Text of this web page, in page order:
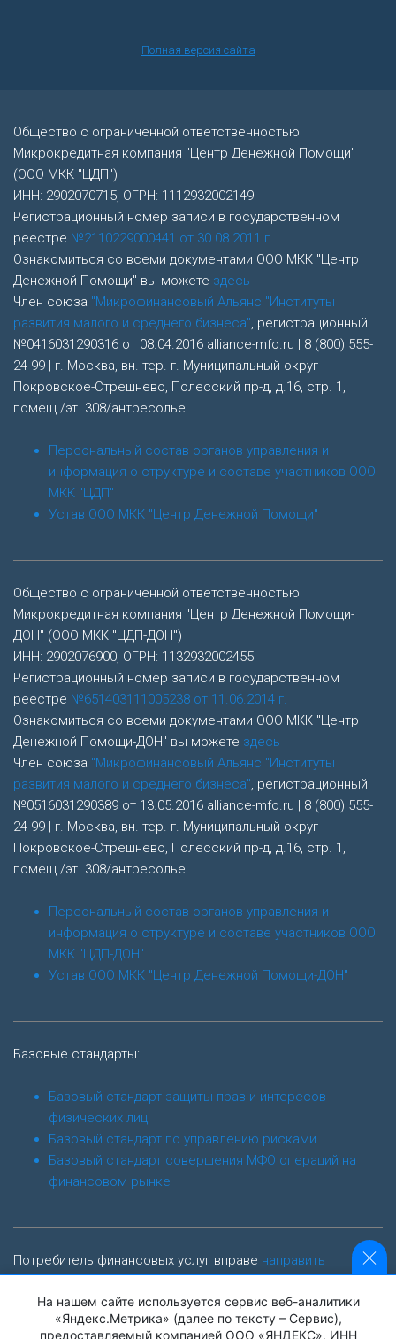
Полная версия сайта
Общество с ограниченной ответственностью
Микрокредитная компания "Центр Денежной Помощи"
(ООО МКК "ЦДП")
ИНН: 2902070715, ОГРН: 1112932002149
Регистрационный номер записи в государственном
реестре №2110229000441 от 30.08.2011 г.
Ознакомиться со всеми документами ООО МКК "Центр
Денежной Помощи" вы можете здесь
Член союза "Микрофинансовый Альянс "Институты
развития малого и среднего бизнеса", регистрационный
№0416031290316 от 08.04.2016 alliance-mfo.ru | 8 (800) 555-
24-99 | г. Москва, вн. тер. г. Муниципальный округ
Покровское-Стрешнево, Полесский пр-д, д.16, стр. 1,
помещ./эт. 308/антресолье
Персональный состав органов управления и
информация о структуре и составе участников ООО
МКК "ЦДП"
Устав ООО МКК "Центр Денежной Помощи"
Общество с ограниченной ответственностью
Микрокредитная компания "Центр Денежной Помощи-
ДОН" (ООО МКК "ЦДП-ДОН")
ИНН: 2902076900, ОГРН: 1132932002455
Регистрационный номер записи в государственном
реестре №651403111005238 от 11.06.2014 г.
Ознакомиться со всеми документами ООО МКК "Центр
Денежной Помощи-ДОН" вы можете здесь
Член союза "Микрофинансовый Альянс "Институты
развития малого и среднего бизнеса", регистрационный
№0516031290389 от 13.05.2016 alliance-mfo.ru | 8 (800) 555-
24-99 | г. Москва, вн. тер. г. Муниципальный округ
Покровское-Стрешнево, Полесский пр-д, д.16, стр. 1,
помещ./эт. 308/антресолье
Персональный состав органов управления и
информация о структуре и составе участников ООО
МКК "ЦДП-ДОН"
Устав ООО МКК "Центр Денежной Помощи-ДОН"
Базовые стандарты:
Базовый стандарт защиты прав и интересов
физических лиц
Базовый стандарт по управлению рисками
Базовый стандарт совершения МФО операций на
финансовом рынке
Потребитель финансовых услуг вправе направить
finombudsman.ru
На нашем сайте используется сервис веб-аналитики
«Яндекс.Метрика» (далее по тексту – Сервис),
предоставляемый компанией ООО «ЯНДЕКС», ИНН